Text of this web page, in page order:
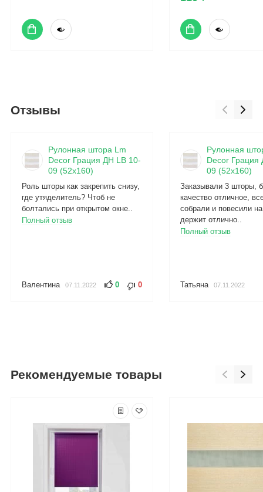
Отзывы
Рулонная штора Lm
Decor Грация ДН LB 10-
09 (52x160)
Роль шторы как закрепить снизу,
где утяделитель? Чтоб не
болтались при открытом окне..
Полный отзыв
Валентина 07.11.2022 0 0
Рулонная
Decor Грация
09 (52x160)
Заказывали 3 шторы,
качество отличное,
собрали и повесили
держит отлично..
Полный отзыв
Татьяна 07.11.2022
Рекомендуемые товары